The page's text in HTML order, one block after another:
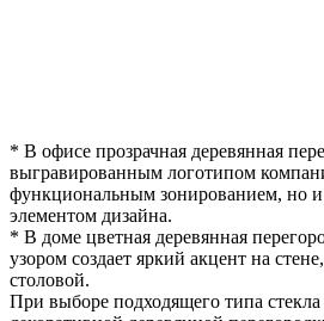
* В офисе прозрачная деревянная
выгравированным логотипом
функциональным зонированием, но и
элементом дизайна.
* В доме цветная деревянная
узором создает яркий акцент на
столовой.
При выборе подходящего типа